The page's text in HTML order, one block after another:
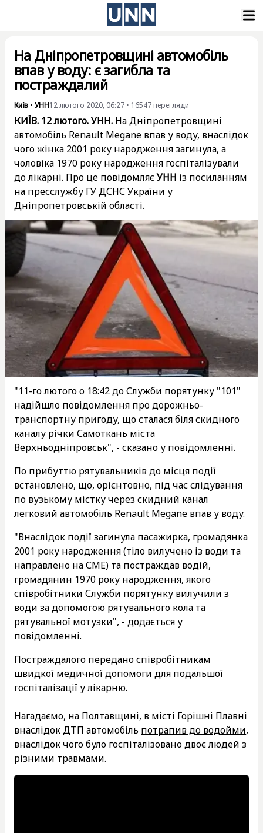
На Дніпропетровщині автомобіль
впав у воду: є загибла та
постраждалий
Київ • УНН12 лютого 2020, 06:27 • 16547 перегляди
КИЇВ. 12 лютого. УНН. На Дніпропетровщині
автомобіль Renault Megane впав у воду, внаслідок
чого жінка 2001 року народження загинула, а
чоловіка 1970 року народження госпіталізували
до лікарні. Про це повідомляєУНН із посиланням
на пресслужбу ГУ ДСНС України у
Дніпропетровській області.
"11-го лютого о 18:42 до Служби порятунку "101"
надійшло повідомлення про дорожньо-
транспортну пригоду, що сталася біля скидного
каналу річки Самоткань міста
Верхньодніпровськ", - сказано у повідомленні.
По прибуттю рятувальників до місця події
встановлено, що, орієнтовно, під час слідування
по вузькому містку через скидний канал
легковий автомобіль Renault Megane впав у воду.
"Внаслідок події загинула пасажирка, громадянка
2001 року народження (тіло вилучено із води та
направлено на СМЕ) та постраждав водій,
громадянин 1970 року народження, якого
співробітники Служби порятунку вилучили з
води за допомогою рятувального кола та
рятувальної мотузки", - додається у
повідомленні.
Постраждалого передано співробітникам
швидкої медичної допомоги для подальшої
госпіталізації у лікарню.
Нагадаємо, на Полтавщині, в місті Горішні Плавні
внаслідок ДТП автомобіль потрапив до водойми,
внаслідок чого було госпіталізовано двоє людей з
різними травмами.